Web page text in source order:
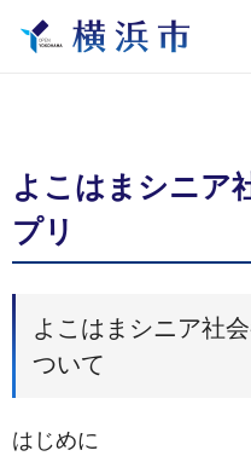
よこはまシニア
プリ
よこはまシニア社
ついて
はじめに